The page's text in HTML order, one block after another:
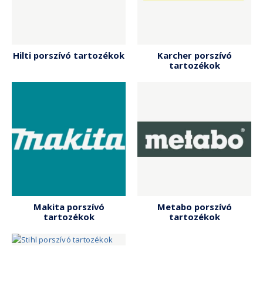
Hilti porszívó tartozékok
Karcher porszívó
tartozékok
Makita porszívó
tartozékok
Metabo porszívó
tartozékok